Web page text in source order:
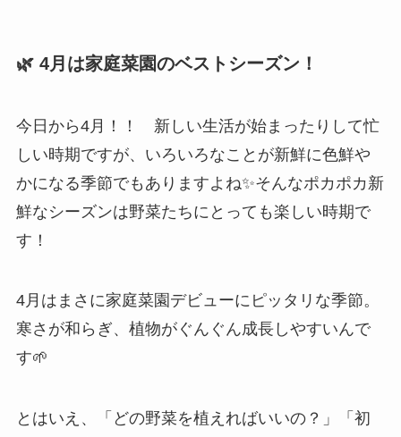
🌿 4月は家庭菜園のベストシーズン！
今日から4月！！ 新しい生活が始まったりして忙
しい時期ですが、いろいろなことが新鮮に色鮮や
かになる季節でもありますよね✨そんなポカポカ新
鮮なシーズンは野菜たちにとっても楽しい時期で
す！
4月はまさに家庭菜園デビューにピッタリな季節。
寒さが和らぎ、植物がぐんぐん成長しやすいんで
す🌱
とはいえ、「どの野菜を植えればいいの？」「初